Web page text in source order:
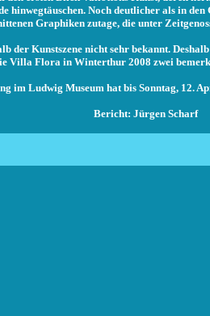
hinwegtäuschen. Noch deutlicher als in
Graphiken zutage, die unter
der Kunstszene nicht sehr bekannt.
Villa Flora in Winterthur 2008 zwei
im Ludwig Museum hat bis Sonntag, 12.
Bericht: Jürgen Scharf